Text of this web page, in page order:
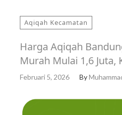
Aqiqah Kecamatan
Harga Aqiqah
Murah Mulai 1,6 Juta,
Februari 5, 2026 By